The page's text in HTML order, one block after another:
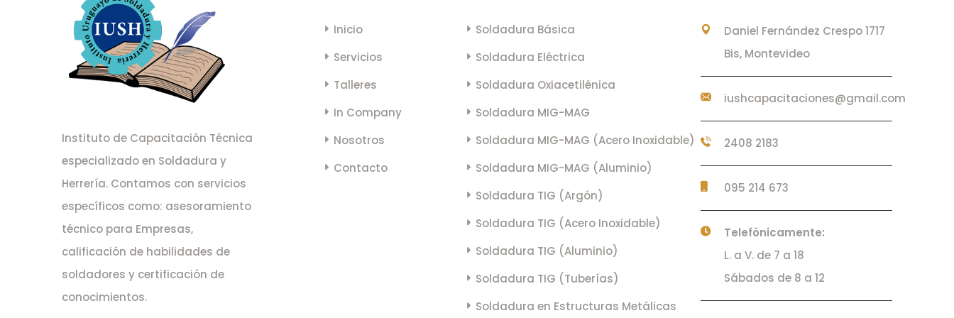
Instituto de Capacitación Técnica
especializado en Soldadura y
Herrería. Contamos con servicios
específicos como: asesoramiento
técnico para Empresas,
calificación de habilidades de
soldadores y certificación de
conocimientos.
Inicio
Servicios
Talleres
In Company
Nosotros
Contacto
Soldadura Básica
Soldadura Eléctrica
Soldadura Oxiacetilénica
Soldadura MIG-MAG
Soldadura MIG-MAG (Acero Inoxidable)
Soldadura MIG-MAG (Aluminio)
Soldadura TIG (Argón)
Soldadura TIG (Acero Inoxidable)
Soldadura TIG (Aluminio)
Soldadura TIG (Tuberías)
Soldadura en Estructuras Metálicas
Daniel Fernández Crespo 1717
Bis, Montevideo
iushcapacitaciones@gmail.com
2408 2183
095 214 673
Telefónicamente:
L. a V. de 7 a 18
Sábados de 8 a 12